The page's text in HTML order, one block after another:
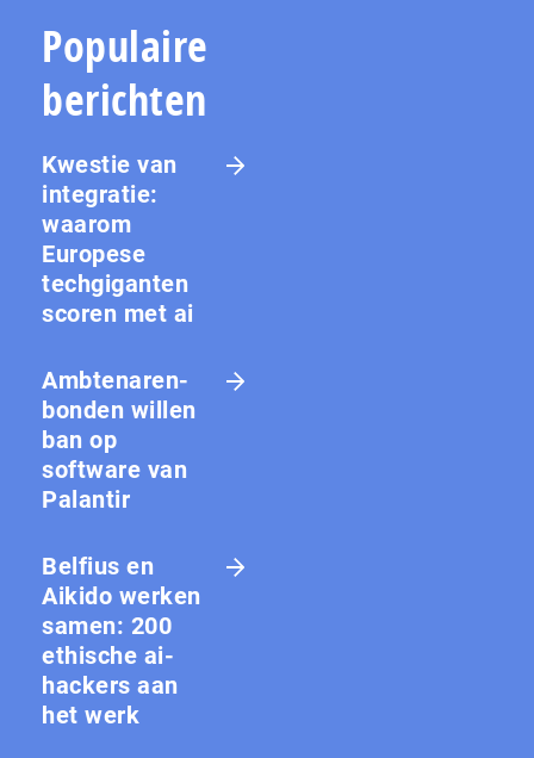
Populaire
berichten
Kwestie van
integratie:
waarom
Europese
techgiganten
scoren met ai
Amb­te­na­ren­
bon­den willen
ban op
software van
Palantir
Belfius en
Aikido werken
samen: 200
ethische ai-
hackers aan
het werk